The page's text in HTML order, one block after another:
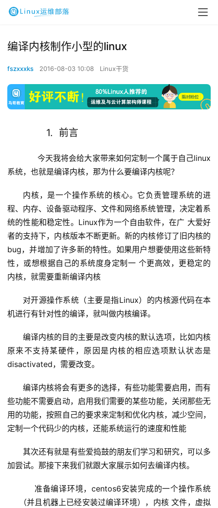
编译内核制作小型的linux
fszxxxks 2016-08-03 10:08 Linux干货
1.  前言
今天我将会给大家带来如何定制一个属于自己linux
系统，也就是编译内核，那为什么要编译内核呢？
内核，是一个操作系统的核心。它负责管理系统的进
程、内存、设备驱动程序、文件和网络系统管理，决定着系
统的性能和稳定性。Linux作为一个自由软件，在广 大爱好
者的支持下，内核版本不断更新。新的内核修订了旧内核的
bug，并增加了许多新的特性。如果用户想要使用这些新特
性，或想根据自己的系统度身定制一 个更高效，更稳定的
内核，就需要重新编译内核
对开源操作系统（主要是指Linux）的内核源代码在本
机进行有针对性的编译，就叫做内核编译。
编译内核的目的主要是改变内核的默认选项，比如内核
原来不支持某硬件，原因是内核的相应选项默认状态是
disactivated，需要改变。
编译内核将会有更多的选择，有些功能需要启用，而有
些功能不需要启动，启用我们需要的某些功能，关闭那些无
用的功能，按照自己的要求来定制和优化内核，减少空间，
定制一个代码少的内核，还能系统运行的速度和性能
其次还有就是有些爱捣鼓的朋友们学习和研究，可以多
加尝试。那接下来我们就跟大家展示如何去编译内核。
准备编译环境，centos6安装完成的一个操作系统
（并且机器上已经安装过编译环境），内核 文件，虚拟